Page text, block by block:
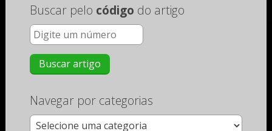
Buscar pelo código do artigo
Navegar por categorias